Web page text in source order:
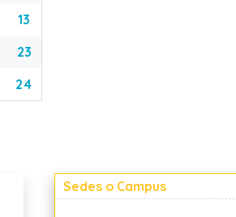
13
23
24
Sedes o Campus